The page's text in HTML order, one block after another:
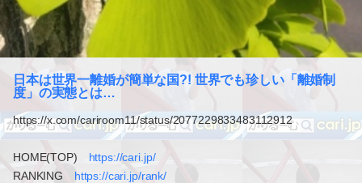
日本は世界一離婚が簡単な国?! 世界でも珍しい「離婚制
度」の実態とは…
https://x.com/cariroom11/status/2077229833483112912
HOME(TOP) https://cari.jp/
RANKING https://cari.jp/rank/